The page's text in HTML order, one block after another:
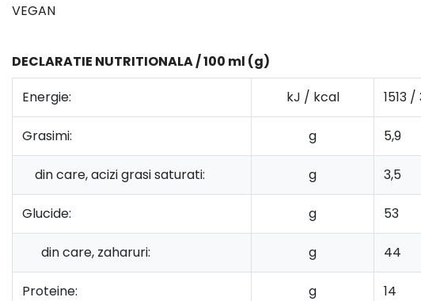
VEGAN
DECLARATIE NUTRITIONALA / 100 ml (g)
Energie:
kJ / kcal 1513
Grasimi: g 5,9
din care, acizi grasi saturati: g 3,5
Glucide: g 53
din care, zaharuri: g 44
Proteine: g 14